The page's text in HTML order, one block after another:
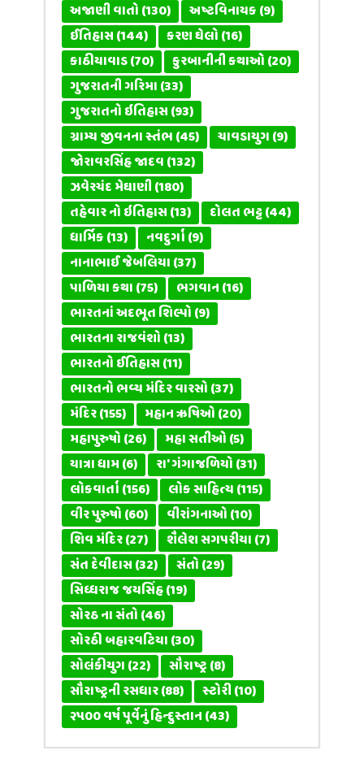
અજાણી વાતો(130) અષ્ટવિનાયક(9)
ઈતિહાસ(144) કરણ ઘેલો(16)
કાઠીયાવાડ(70) કુરબાનીની કથાઓ(20)
ગુજરાતની ગરિમા(33)
ગુજરાતનો ઇતિહાસ(93)
ગ્રામ્ય જીવનના સ્તંભ(45) ચાવડાયુગ(9)
જોરાવરસિંહ જાદવ(132)
ઝવેરચંદ મેઘાણી(180)
તહેવાર નો ઇતિહાસ(13) દોલત ભટ્ટ(44)
ધાર્મિક(13) નવદુર્ગા(9)
નાનાભાઈ જેબલિયા(37)
પાળિયા કથા(75) ભગવાન(16)
ભારતનાં અદભૂત શિલ્પો(9)
ભારતના રાજવંશો(13)
ભારતનો ઈતિહાસ(11)
ભારતનો ભવ્ય મંદિર વારસો(37)
મંદિર(155) મહાન ઋષિઓ(20)
મહાપુરુષો(26) મહા સતીઓ(5)
યાત્રા ધામ(6) રા' ગંગાજળિયો(31)
લોકવાર્તા(156) લોક સાહિત્ય(115)
વીર પુરુષો(60) વીરાંગનાઓ(10)
શિવ મંદિર(27) શૈલેશ સગપરીયા(7)
સંત દેવીદાસ(32) સંતો(29)
સિધ્ધરાજ જયસિંહ(19)
સોરઠ ના સંતો(46)
સોરઠી બહારવટિયા(30)
સોલંકીયુગ(22) સૌરાષ્ટ્ર(8)
સૌરાષ્ટ્રની રસધાર(88) સ્ટોરી(10)
૨૫૦૦ વર્ષ પૂર્વેનું હિન્દુસ્તાન(43)